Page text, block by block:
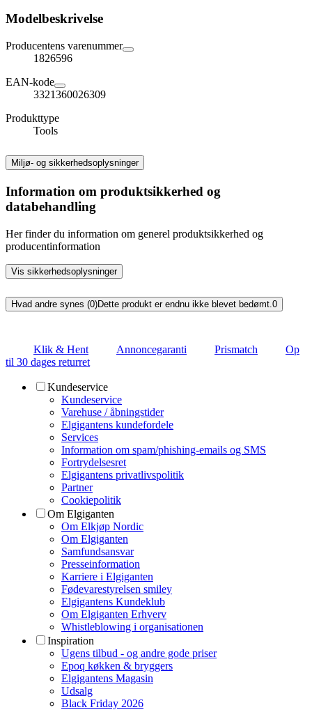
Modelbeskrivelse
Producentens varenummer
1826596
EAN-kode
3321360026309
Produkttype
Tools
Miljø- og sikkerhedsoplysninger
Information om produktsikkerhed og
databehandling
Her finder du information om generel produktsikkerhed og
producentinformation
Vis sikkerhedsoplysninger
Hvad andre synes (0)Dette produkt er endnu ikke blevet bedømt. 0
Klik & Hent Annoncegaranti Prismatch
Op
til 30 dages returret
Kundeservice
Kundeservice
Varehuse / åbningstider
Elgigantens kundefordele
Services
Information om spam/phishing-emails og SMS
Fortrydelsesret
Elgigantens privatlivspolitik
Partner
Cookiepolitik
Om Elgiganten
Om Elkjøp Nordic
Om Elgiganten
Samfundsansvar
Presseinformation
Karriere i Elgiganten
Fødevarestyrelsen smiley
Elgigantens Kundeklub
Om Elgiganten Erhverv
Whistleblowing i organisationen
Inspiration
Ugens tilbud - og andre gode priser
Epoq køkken & bryggers
Elgigantens Magasin
Udsalg
Black Friday 2026